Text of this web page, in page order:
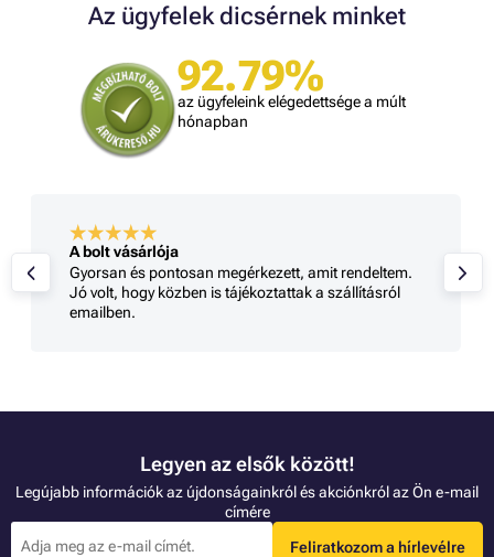
Az ügyfelek dicsérnek minket
92.79%
az ügyfeleink elégedettsége a múlt
hónapban
A bolt vásárlója
Gyorsan és pontosan megérkezett, amit rendeltem.
Jó volt, hogy közben is tájékoztattak a szállításról
emailben.
Legyen az elsők között!
Legújabb információk az újdonságainkról és akciónkról az Ön e-mail
címére
Feliratkozom a hírlevélre